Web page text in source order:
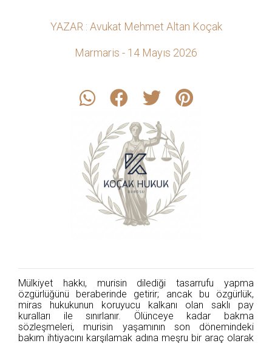
YAZAR : Avukat Mehmet Altan Koçak
Marmaris - 14 Mayıs 2026
Mülkiyet hakkı, murisin dilediği tasarrufu yapma
özgürlüğünü beraberinde getirir; ancak bu özgürlük,
miras hukukunun koruyucu kalkanı olan saklı pay
kuralları ile sınırlanır. Ölünceye kadar bakma
sözleşmeleri, murisin yaşamının son dönemindeki
bakım ihtiyacını karşılamak adına meşru bir araç olarak